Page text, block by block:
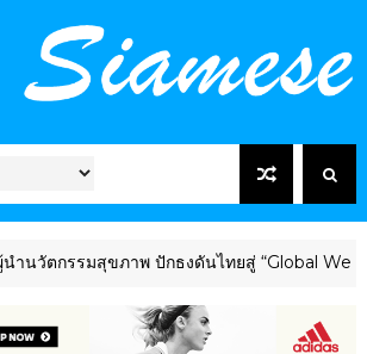
าพ ปักธงดันไทยสู่ “Global Wellness Hub” ร่ว